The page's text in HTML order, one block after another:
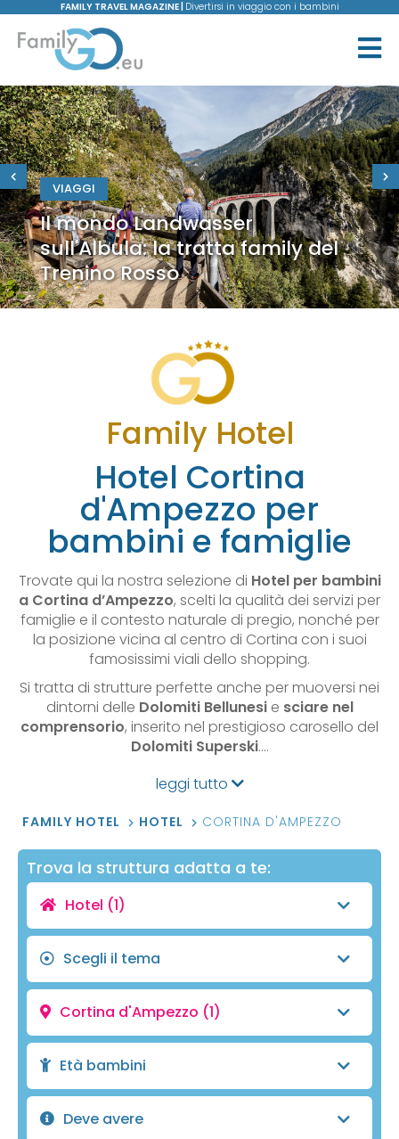
FAMILY TRAVEL MAGAZINE | Divertirsi in viaggio con i bambini
VIAGGI
Il mondo Landwasser
sull'Albula: la tratta family del
Trenino Rosso
Family Hotel
Hotel Cortina
d'Ampezzo per
bambini e famiglie
Trovate qui la nostra selezione di Hotel per bambini
a Cortina d’Ampezzo, scelti la qualità dei servizi per
famiglie e il contesto naturale di pregio, nonché per
la posizione vicina al centro di Cortina con i suoi
famosissimi viali dello shopping.
Si tratta di strutture perfette anche per muoversi nei
dintorni delle Dolomiti Bellunesi e sciare nel
comprensorio, inserito nel prestigioso carosello del
Dolomiti Superski.…
leggi tutto
FAMILY HOTEL HOTEL CORTINA D'AMPEZZO
Trova la struttura adatta a te:
Hotel (1)
Scegli il tema
Cortina d'Ampezzo (1)
Età bambini
Deve avere